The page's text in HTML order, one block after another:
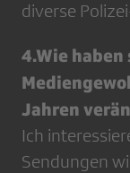
diverse
4.Wie haben
Jahren
Ich
Sendungen